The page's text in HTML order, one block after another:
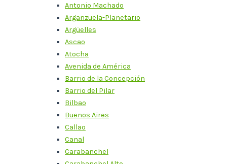
Antonio Machado
Arganzuela-Planetario
Argüelles
Ascao
Atocha
Avenida de América
Barrio de la Concepción
Barrio del Pilar
Bilbao
Buenos Aires
Callao
Canal
Carabanchel